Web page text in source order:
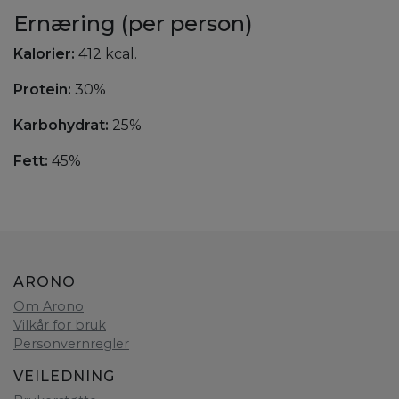
Ernæring (per person)
Kalorier: 412 kcal.
Protein: 30%
Karbohydrat: 25%
Fett: 45%
ARONO
Om Arono
Vilkår for bruk
Personvernregler
VEILEDNING